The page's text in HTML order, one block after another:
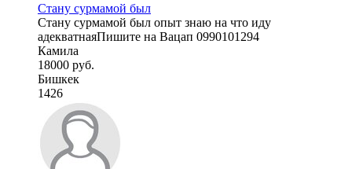
Стану сурмамой был
Стану сурмамой был опыт знаю на что иду
адекватнаяПишите на Вацап 0990101294
Камила
18000 руб.
Бишкек
1426